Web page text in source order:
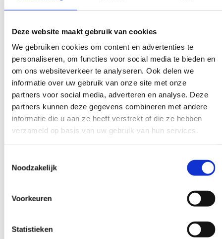
Deze website maakt gebruik van cookies
We gebruiken cookies om content en advertenties te
personaliseren, om functies voor social media te bieden en
om ons websiteverkeer te analyseren. Ook delen we
informatie over uw gebruik van onze site met onze
partners voor social media, adverteren en analyse. Deze
partners kunnen deze gegevens combineren met andere
informatie die u aan ze heeft verstrekt of die ze hebben
verzameld op basis van uw gebruik van hun services.
Noodzakelijk
Voorkeuren
Statistieken
indient?
Onze klachtenfunctionaris neemt contact met u op om uw klacht
door te spreken en met u te bepalen wat er het beste verder
kan gebeuren. Het hangt af van uw wensen en verwachtingen
hoe de klachtenfunctionaris u bijstaat. Voorbeelden zijn:
Zij kan u helpen bij het schrijven van een brief aan
uw zorgverlener;
Zij kan bemiddelen in een gesprek tussen u en uw
Zij kan contact opnemen met uw zorgverlener om